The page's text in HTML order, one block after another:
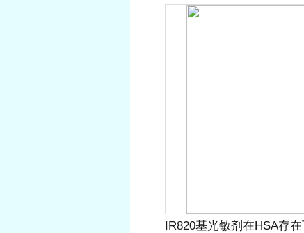
IR820基光敏剂在HSA存